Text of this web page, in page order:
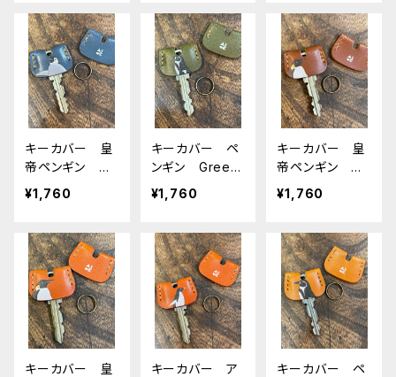
キーカバー 皇
帝ペンギン ヒ
ナ エンペラ
ー ヒナペン
ビー 栃木レザ
ー
¥1,760
キーカバー ペ
ンギン Green
グリーン ぺ
んぎん 栃木レ
¥1,760
キーカバー 皇
帝ペンギン エ
ンペラー ペン
ギン penguin
ウン 栃木レザ
ー
¥1,760
キーカバー 皇
キーカバー ア
キーカバー ペ